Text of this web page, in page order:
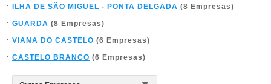
ILHA DE SÃO MIGUEL - PONTA DELGADA (8 Empresas)
GUARDA (8 Empresas)
VIANA DO CASTELO (6 Empresas)
CASTELO BRANCO (6 Empresas)